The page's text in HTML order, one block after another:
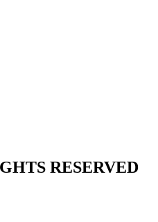
RESERVED